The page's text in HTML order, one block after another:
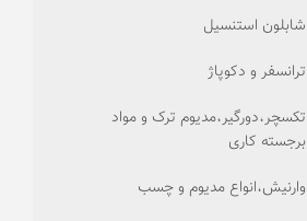
شابلون استنسیل
ترانسفر و دکوپاژ
تکسچر،دورگیر،مدیوم ترک و مواد
برجسته کاری
وارنیش،انواع مدیوم و چسب